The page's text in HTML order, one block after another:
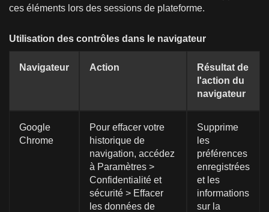
ces éléments lors des sessions de plateforme.
Utilisation des contrôles dans le navigateur
Navigateur Action
Résultat de
l'action du
navigateur
Google
Chrome
Pour effacer votre
historique de
navigation, accédez
à Paramètres >
Confidentialité et
sécurité > Effacer
les données de
Supprime
les
préférences
enregistrées
et les
informations
sur la